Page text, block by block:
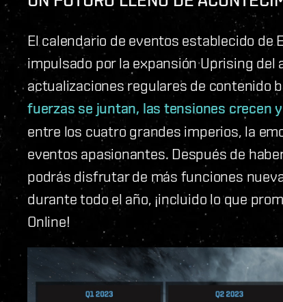
El calendario de eventos establecido de
impulsado por la expansión Uprising
actualizaciones regulares de contenido
fuerzas se juntan, las tensiones crecen
entre los cuatro grandes imperios, la
eventos apasionantes. Después de
podrás disfrutar de más funciones
durante todo el año, ¡incluido lo que
Online!